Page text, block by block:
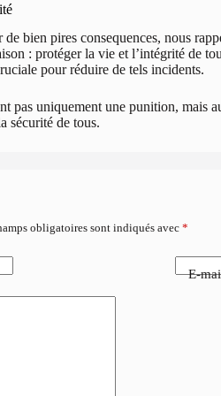
bien pires consequences, nous
: protéger la vie et l’intégrité de
pour réduire de tels incidents.
pas uniquement une punition, mais
sécurité de tous.
obligatoires sont indiqués avec *
E-